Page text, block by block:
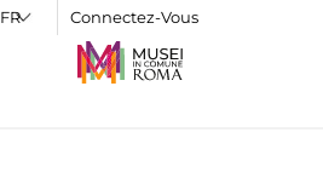
Connectez-Vous